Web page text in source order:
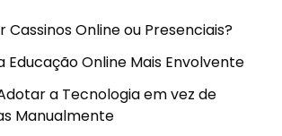
Cassinos Online ou Presenciais?
Educação Online Mais Envolvente
a Tecnologia em vez de
Manualmente